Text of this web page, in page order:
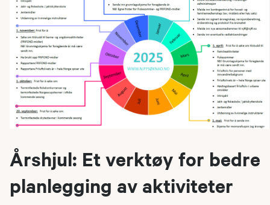
Årshjul: Et verktøy for bedre
planlegging av aktiviteter